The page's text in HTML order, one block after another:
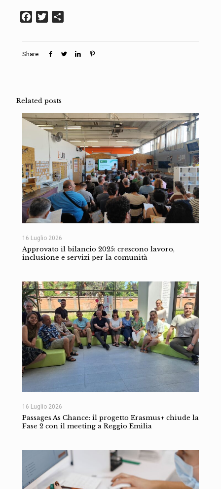
Facebook
Twitter
Share
Related posts
16 Luglio 2026
Approvato il bilancio 2025: crescono lavoro,
inclusione e servizi per la comunità
16 Luglio 2026
Passages As Chance: il progetto Erasmus+ chiude la
Fase 2 con il meeting a Reggio Emilia